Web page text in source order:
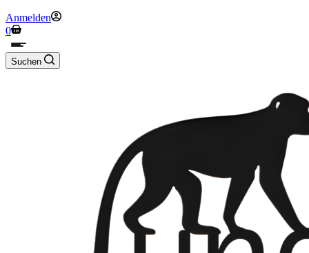
Anmelden
Warenkorb
0
Suchen